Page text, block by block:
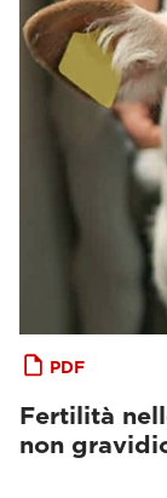
PDF
Fertilità
non